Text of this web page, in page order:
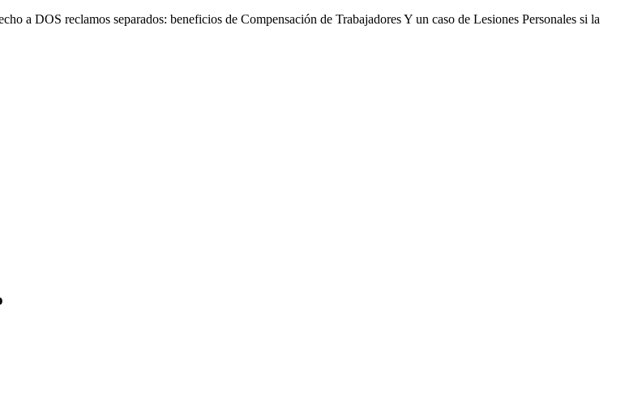
a DOS reclamos separados: beneficios de Compensación de Trabajadores Y un caso de Lesiones Personales si la